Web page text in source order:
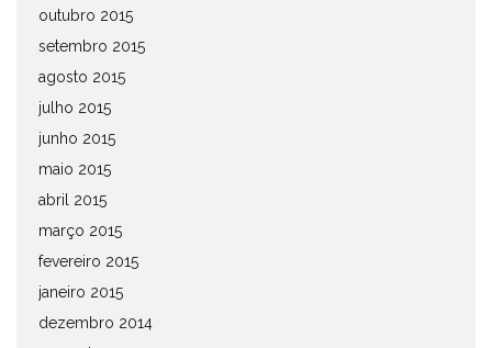
outubro 2015
setembro 2015
agosto 2015
julho 2015
junho 2015
maio 2015
abril 2015
março 2015
fevereiro 2015
janeiro 2015
dezembro 2014